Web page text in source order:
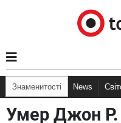
Знаменитості News
Умер Джон Р.